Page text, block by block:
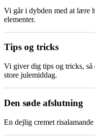
Vi går i dybden med at lære
elementer.
Tips og tricks
Vi giver dig tips og tricks, så
store julemiddag.
Den søde afslutning
En dejlig cremet